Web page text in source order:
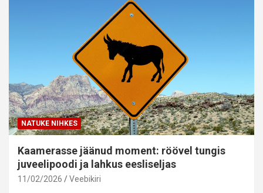
NATUKE NIHKES
Kaamerasse jäänud moment: röövel tungis
juveelipoodi ja lahkus eesliseljas
11/02/2026 Veebikiri